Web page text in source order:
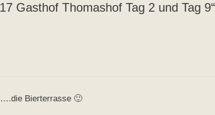
Gasthof Thomashof Tag 2 und Tag 9“
Bierterrasse 🙂